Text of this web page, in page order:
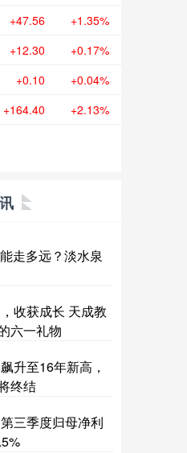
+47.56 +1.35%
+12.30 +0.17%
+0.10 +0.04%
+164.40 +2.13%
走多远？淡水泉
收获成长 天成教
六一礼物
升至16年新高，
终结
三季度归母净利